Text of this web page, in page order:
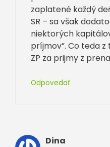
zaplatené každý
SR – sa však
niektorých
príjmov”. Co teda
ZP za prijmy z
Odpovedať
Dina